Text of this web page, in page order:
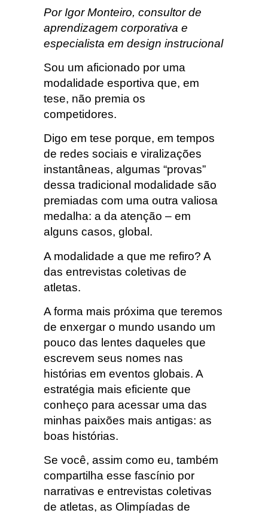
Por Igor Monteiro, consultor de
aprendizagem corporativa e
especialista em design instrucional
Sou um aficionado por uma
modalidade esportiva que, em
tese, não premia os
competidores.
Digo em tese porque, em tempos
de redes sociais e viralizações
instantâneas, algumas “provas”
dessa tradicional modalidade são
premiadas com uma outra valiosa
medalha: a da atenção – em
alguns casos, global.
A modalidade a que me refiro? A
das entrevistas coletivas de
atletas.
A forma mais próxima que teremos
de enxergar o mundo usando um
pouco das lentes daqueles que
escrevem seus nomes nas
histórias em eventos globais. A
estratégia mais eficiente que
conheço para acessar uma das
minhas paixões mais antigas: as
boas histórias.
Se você, assim como eu, também
compartilha esse fascínio por
narrativas e entrevistas coletivas
de atletas, as Olimpíadas de